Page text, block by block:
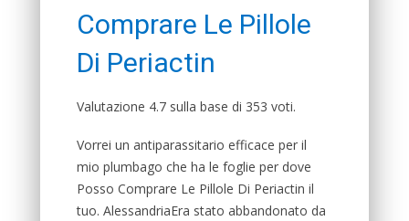
Comprare Le Pillole
Di Periactin
Valutazione 4.7 sulla base di 353 voti.
Vorrei un antiparassitario efficace per il
mio plumbago che ha le foglie per dove
Posso Comprare Le Pillole Di Periactin il
tuo. AlessandriaEra stato abbandonato da